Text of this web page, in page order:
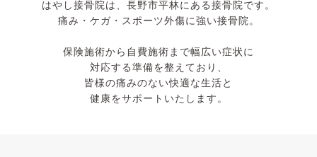
はやし接骨院は、長野市平林にある接骨院です。
痛み・ケガ・スポーツ外傷に強い接骨院。
保険施術から自費施術まで幅広い症状に
対応する準備を整えており、
皆様の痛みのない快適な生活と
健康をサポートいたします。